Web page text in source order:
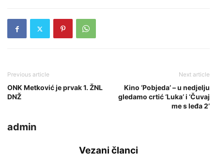
Previous article
ONK Metković je prvak 1. ŽNL
DNŽ
Next article
Kino ‘Pobjeda’ – u nedjelju
gledamo crtić ‘Luka’ i ‘Čuvaj
me s leđa 2’
admin
Vezani članci